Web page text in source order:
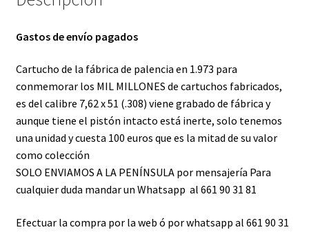
Gastos de envío pagados
Cartucho de la fábrica de palencia en 1.973 para
conmemorar los MIL MILLONES de cartuchos fabricados,
es del calibre 7,62 x 51 (.308) viene grabado de fábrica y
aunque tiene el pistón intacto está inerte, solo tenemos
una unidad y cuesta 100 euros que es la mitad de su valor
como colección
SOLO ENVIAMOS A LA PENÍNSULA por mensajería Para
cualquier duda mandar un Whatsapp al 661 90 31 81
Efectuar la compra por la web ó por whatsapp al 661 90 31